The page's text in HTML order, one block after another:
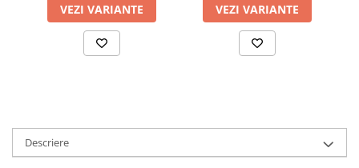
VEZI VARIANTE VEZI VARIANTE
Descriere